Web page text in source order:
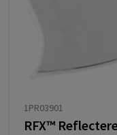
1PR03901